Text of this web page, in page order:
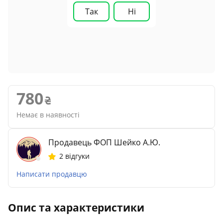
Так Ні
780
Немає в наявності
Продавець ФОП Шейко А.Ю.
2 відгуки
Написати продавцю
Опис та характеристики